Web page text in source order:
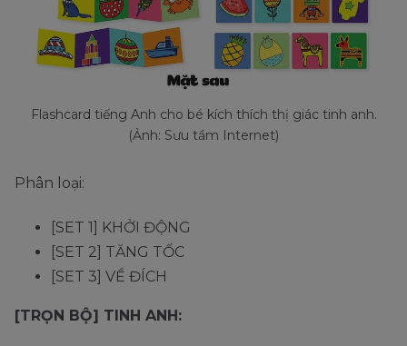
Flashcard tiếng Anh cho bé kích thích thị giác tinh anh.
(Ảnh: Sưu tầm Internet)
Phân loại:
[SET 1] KHỞI ĐỘNG
[SET 2] TĂNG TỐC
[SET 3] VỀ ĐÍCH
[TRỌN BỘ] TINH ANH: